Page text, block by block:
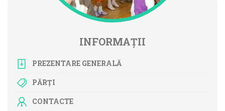
INFORMAȚII
PREZENTARE GENERALĂ
PĂRȚI
CONTACTE